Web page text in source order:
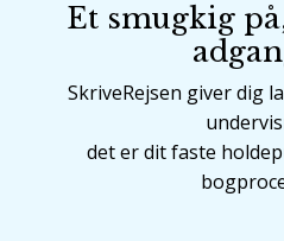
Et smugkig
SkriveRejsen giver dig
det er dit faste